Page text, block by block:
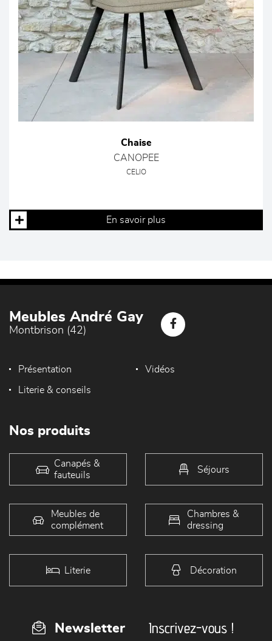
Chaise
CANOPEE
CELIO
En savoir plus
Meubles André Gay
Montbrison (42)
Présentation Vidéos
Literie & conseils
Nos produits
Canapés &
fauteuils
Séjours
Meubles de
complément
Chambres &
dressing
Literie Décoration
Newsletter Inscrivez-vous !